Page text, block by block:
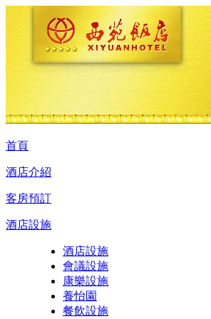
首頁
酒店介紹
客房預訂
酒店設施
酒店設施
會議設施
康樂設施
養怡園
餐飲設施